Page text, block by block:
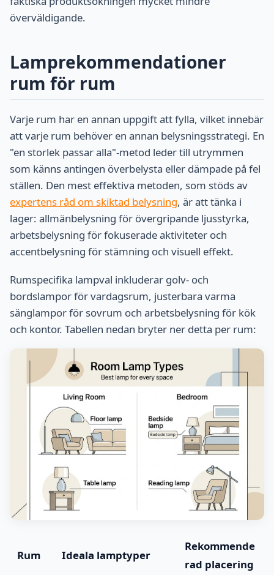
överväldigande.
Lamprekommendationer
rum för rum
Varje rum har en annan uppgift att fylla, vilket innebär
att varje rum behöver en annan belysningsstrategi. En
"en storlek passar alla"-metod leder till utrymmen
som känns antingen överbelysta eller dämpade på fel
ställen. Den mest effektiva metoden, som stöds av
expertens råd om skiktad belysning, är att tänka i
lager: allmänbelysning för övergripande ljusstyrka,
arbetsbelysning för fokuserade aktiviteter och
accentbelysning för stämning och visuell effekt.
Rumspecifika lampval inkluderar golv- och
bordslampor för vardagsrum, justerbara varma
sänglampor för sovrum och arbetsbelysning för kök
och kontor. Tabellen nedan bryter ner detta per rum:
Rum Ideala lamptyper
Rekommende
rad placering